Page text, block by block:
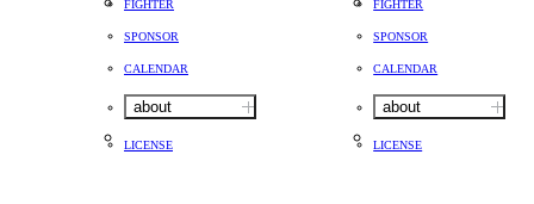
FIGHTER
SPONSOR
CALENDAR
about
LICENSE
FIGHTER
SPONSOR
CALENDAR
about
LICENSE